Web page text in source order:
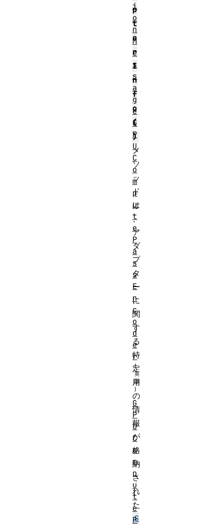
p
t
e
r
I
n
f
o
(
)
メ
ソ
ッ
ド
は
、
ア
ダ
プ
タ
ー
に
関
す
る
特
定
用
の
情
報
が
格
納
さ
れ
た
G
i
o
n
M
e
s
s
a
g
e
G
P
U
C
o
m
p
u
t
e
P
a
s
s
E
n
c
o
d
e
r
G
P
U
C
o
m
p
u
t
e
P